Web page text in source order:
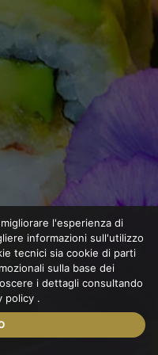
l'esperienza di
informazioni sull'utilizzo
tecnici sia cookie di parti
sulla base dei
i dettagli consultando
policy .